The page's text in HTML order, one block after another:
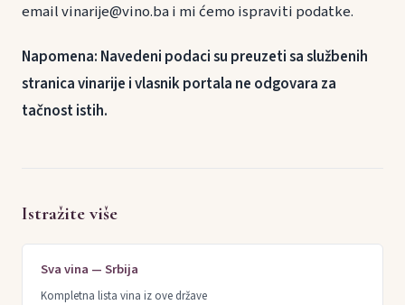
email vinarije@vino.ba i mi ćemo ispraviti podatke.
Napomena: Navedeni podaci su preuzeti sa službenih
stranica vinarije i vlasnik portala ne odgovara za
tačnost istih.
Istražite više
Sva vina — Srbija
Kompletna lista vina iz ove države